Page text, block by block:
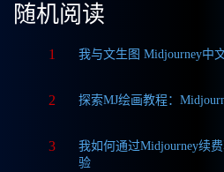
随机阅读
1 我与文生图 Midjourney中
2 探索MJ绘画教程：
3
我如何通过Midjourney续
验